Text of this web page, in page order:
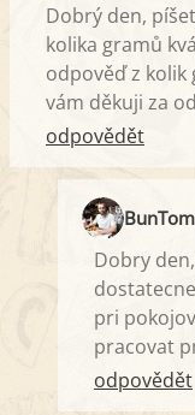
Dobrý den,
kolika gramů
odpověď z kolik
vám děkuji za
odpovědět
BunTom
Dobry
pri
pracovat
odpovědět